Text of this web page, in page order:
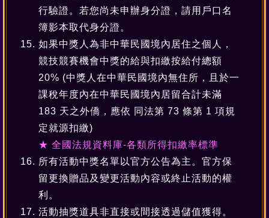
行驗證。若您尚未申辦身分證，請用戶口名
簿影本取代身分證。
如果中獎人為非中華民國境內居住之個人，
競技競賽機會中獎的給與扣繳按給付總額
20% (中獎人在中華民國境內無住所，且於一
課稅年度內在中華民國境內居留合計未滿
183 天之外僑，應依 同法第 73 條第 1 項規
定就源扣繳)
★ 全國法規資料庫-各類所得扣繳率標準
所有活動中獎名單以官方公告為主。官方保
留更換贈品及變更活動內容或終止活動的權
利。
活動抽獎道具非直接或間接透過儲值獲得。